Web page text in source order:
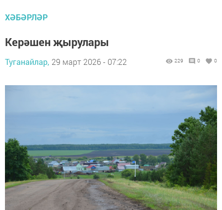
ХӘБӘРЛӘР
Керәшен җырулары
Туганайлар, 29 март 2026 - 07:22 229 0 0